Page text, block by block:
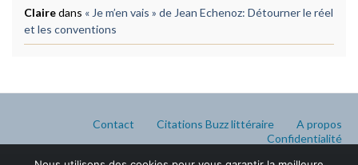
Clairedans « Je m’en vais » de Jean Echenoz: Détourner le réel
et les conventions
Contact Citations Buzz littéraire
A propos
Confidentialité